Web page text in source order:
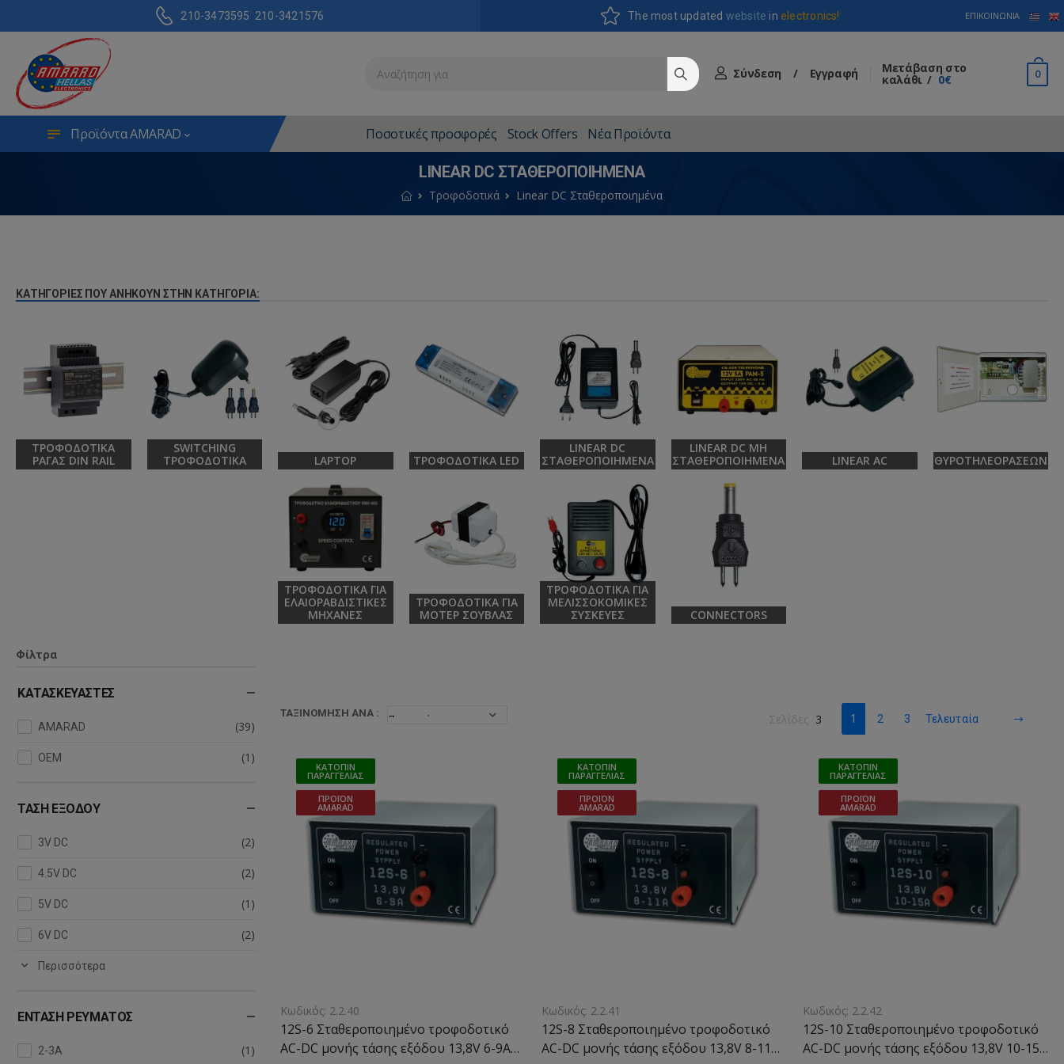
210-3473595 210-3421576 The most updated websitein electronics! ΕΠΙΚΟΙΝΩΝΊΑ
Σύνδεση / Εγγραφή Μετάβαση στο
καλάθι 0€ 0
Προϊόντα AMARAD Ποσοτικές προσφορές Stock Offers Νέα Προϊόντα
LINEAR DC ΣΤΑΘΕΡΟΠΟΙΗΜΈΝΑ
Τροφοδοτικά Linear DC Σταθεροποιημένα
ΚΑΤΗΓΟΡΊΕΣ ΠΟΥ ΑΝΉΚΟΥΝ ΣΤΗΝ ΚΑΤΗΓΟΡΊΑ:
ΤΡΟΦΟΔΟΤΙΚΆ
ΡΆΓΑΣ DIN RAIL
SWITCHING
ΤΡΟΦΟΔΟΤΙΚΆ
LAPTOP ΤΡΟΦΟΔΟΤΙΚΆ LED
LINEAR DC
ΣΤΑΘΕΡΟΠΟΙΗΜΈΝΑ
LINEAR DC ΜΗ
ΣΤΑΘΕΡΟΠΟΙΗΜΈΝΑ
LINEAR AC ΘΥΡΟΤΗΛΕΟΡΆΣΕΩΝ
ΤΡΟΦΟΔΟΤΙΚΆ ΓΙΑ
ΕΛΑΙΟΡΑΒΔΙΣΤΙΚΈΣ
ΜΗΧΑΝΈΣ
ΤΡΟΦΟΔΟΤΙΚΆ ΓΙΑ
ΜΟΤΈΡ ΣΟΎΒΛΑΣ
ΤΡΟΦΟΔΟΤΙΚΆ ΓΙΑ
ΜΕΛΙΣΣΟΚΟΜΙΚΈΣ
ΣΥΣΚΕΥΈΣ
CONNECTORS
Φίλτρα
ΚΑΤΑΣΚΕΥΑΣΤΈΣ
AMARAD (39)
OEM (1)
ΤΆΣΗ ΕΞΌΔΟΥ
3V DC (2)
4.5V DC (2)
5V DC (1)
6V DC (2)
Περισσότερα
ΈΝΤΑΣΗ ΡΕΎΜΑΤΟΣ
2-3A (1)
ΤΑΞΙΝΌΜΗΣΗ ΑΝΆ : Σελίδες 3 1 2 3 Τελευταία
ΚΑΤΌΠΙΝ
ΠΑΡΑΓΓΕΛΊΑΣ
ΠΡΟΪΌΝ
AMARAD
Κωδικός: 2.2.40
12S-6 Σταθεροποιημένο τροφοδοτικό
AC-DC μονής τάσης εξόδου 13,8V 6-9A
ΚΑΤΌΠΙΝ
ΠΑΡΑΓΓΕΛΊΑΣ
ΠΡΟΪΌΝ
AMARAD
Κωδικός: 2.2.41
12S-8 Σταθεροποιημένο τροφοδοτικό
AC-DC μονής τάσης εξόδου 13,8V 8-11A
ΚΑΤΌΠΙΝ
ΠΑΡΑΓΓΕΛΊΑΣ
ΠΡΟΪΌΝ
AMARAD
Κωδικός: 2.2.42
12S-10 Σταθεροποιημένο τροφοδοτικό
AC-DC μονής τάσης εξόδου 13,8V 10-15A